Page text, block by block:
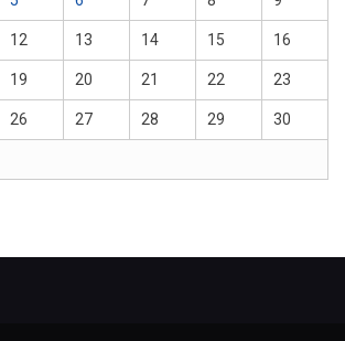
12 13 14 15 16
19 20 21 22 23
26 27 28 29 30